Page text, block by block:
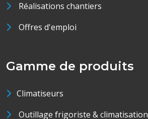
Réalisations chantiers
Offres d'emploi
Gamme de produits
Climatiseurs
Outillage frigoriste & climatisation